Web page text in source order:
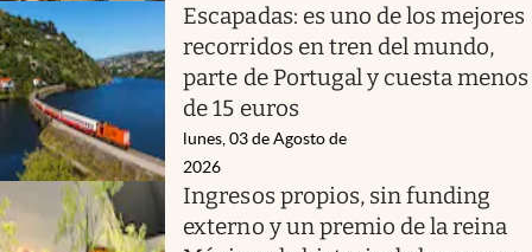
Escapadas: es uno de los mejores
recorridos en tren del mundo,
parte de Portugal y cuesta menos
de 15 euros
lunes, 03 de Agosto de
2026
Ingresos propios, sin funding
externo y un premio de la reina